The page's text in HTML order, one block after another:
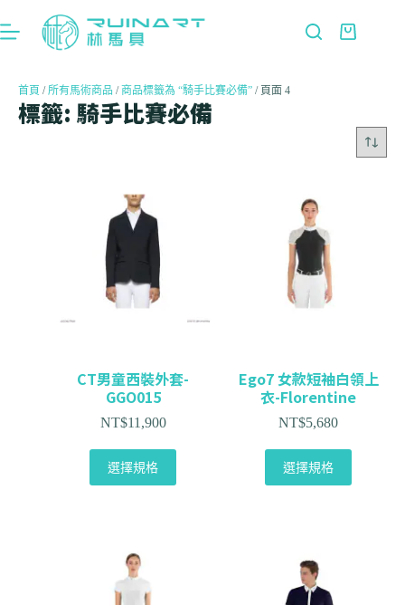
首頁 /所有馬術商品 / 商品標籤為 “騎手比賽必備” / 頁面 4
標籤: 騎手比賽必備
CT男童西裝外套-
GGO015
NT$11,900
選擇規格
Ego7 女款短袖白領上
衣-Florentine
NT$5,680
選擇規格